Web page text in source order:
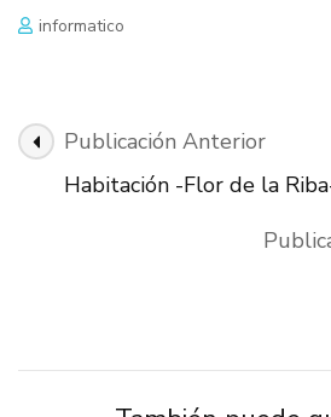
informatico
Navegación
Publicación Anterior
Habitación -Flor de la